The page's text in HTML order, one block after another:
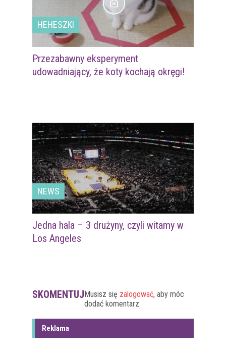
HEHESZKI
Przezabawny eksperyment
udowadniający, że koty kochają okręgi!
NEWS
Jedna hala – 3 drużyny, czyli witamy w
Los Angeles
SKOMENTUJMusisz się zalogować, aby móc
dodać komentarz.
Reklama